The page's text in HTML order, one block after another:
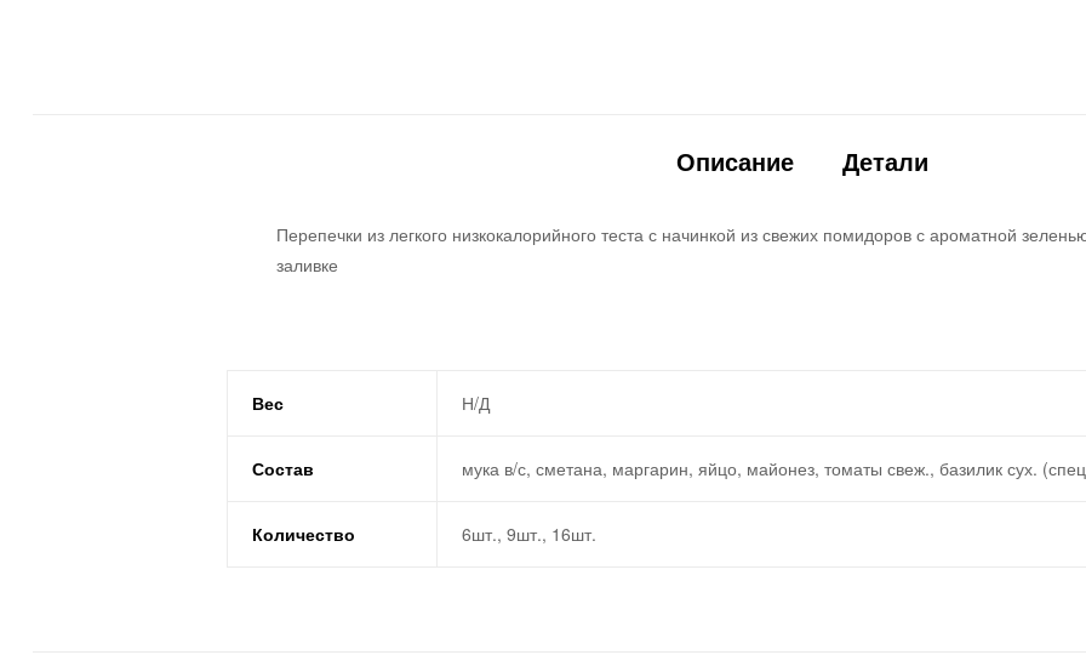
Описание Детали
Перепечки из легкого низкокалорийного теста с начинкой из свежих помидоров с ароматной
заливке
Вес Н/Д
Состав мука в/с, сметана, маргарин, яйцо, майонез, томаты свеж., базилик сух.
Количество 6шт., 9шт., 16шт.